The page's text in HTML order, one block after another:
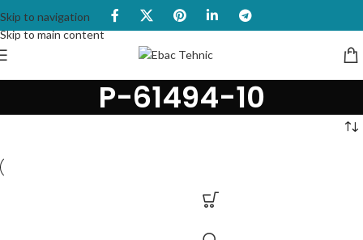
Skip to navigation
Skip to main content
P-61494-10